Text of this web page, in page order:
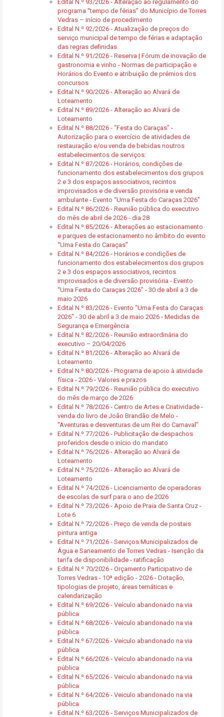
Edital N.º 93/2026 - Alteração ao regulamento do
programa “tempo de férias” do Município de Torres
Vedras – início de procedimento
Edital N.º 92/2026 - Atualização de preços do
serviço municipal de tempo de férias e adaptação
das regras definidas
Edital N.º 91/2026 - Reserva | Fórum de inovação de
gastronomia e vinho - Normas de participação e
Horários do Evento e atribuição de prémios dos
concursos
Edital N.º 90/2026 - Alteração ao Alvará de
Loteamento
Edital N.º 89/2026 - Alteração ao Alvará de
Loteamento
Edital N.º 88/2026 - “Festa do Caraças” -
Autorização para o exercício de atividades de
restauração e/ou venda de bebidas noutros
estabelecimentos de serviços:
Edital N.º 87/2026 - Horários, condições de
funcionamento dos estabelecimentos dos grupos
2 e 3 dos espaços associativos, recintos
improvisados e de diversão provisória e venda
ambulante - Evento “Uma Festa do Caraças 2026”
Edital N.º 86/2026 - Reunião pública do executivo
do mês de abril de 2026 - dia 28
Edital N.º 85/2026 - Alterações ao estacionamento
e parques de estacionamento no âmbito do evento
“Uma Festa do Caraças”
Edital N.º 84/2026 - Horários e condições de
funcionamento dos estabelecimentos dos grupos
2 e 3 dos espaços associativos, recintos
improvisados e de diversão provisória - Evento
“Uma Festa do Caraças 2026” - 30 de abril a 3 de
maio 2026
Edital N.º 83/2026 - Evento “Uma Festa do Caraças
2026” - 30 de abril a 3 de maio 2026 - Medidas de
Segurança e Emergência
Edital N.º 82/2026 - Reunião extraordinária do
executivo – 20/04/2026
Edital N.º 81/2026 - Alteração ao Alvará de
Loteamento
Edital N.º 80/2026 - Programa de apoio à atividade
física - 2026 - Valores e prazos
Edital N.º 79/2026 - Reunião pública do executivo
do mês de março de 2026
Edital N.º 78/2026 - Centro de Artes e Criatividade -
venda do livro de João Brandão de Melo -
"Aventuras e desventuras de um Rei do Carnaval"
Edital N.º 77/2026 - Publicitação de despachos
proferidos desde o início do mandato
Edital N.º 76/2026 - Alteração ao Alvará de
Loteamento
Edital N.º 75/2026 - Alteração ao Alvará de
Loteamento
Edital N.º 74/2026 - Licenciamento de operadores
de escolas de surf para o ano de 2026
Edital N.º 73/2026 - Apoio de Praia de Santa Cruz -
Lote 6
Edital N.º 72/2026 - Preço de venda de postais
pintura antiga
Edital N.º 71/2026 - Serviços Municipalizados de
Água e Saneamento de Torres Vedras - Isenção da
tarifa de disponibilidade - ratificação
Edital N.º 70/2026 - Orçamento Participativo de
Torres Vedras - 10ª edição - 2026 - Dotação,
tipologias de projeto, áreas temáticas e
calendarização
Edital N.º 69/2026 - Veículo abandonado na via
pública
Edital N.º 68/2026 - Veículo abandonado na via
pública
Edital N.º 67/2026 - Veículo abandonado na via
pública
Edital N.º 66/2026 - Veículo abandonado na via
pública
Edital N.º 65/2026 - Veiculo abandonado na via
pública
Edital N.º 64/2026 - Veiculo abandonado na via
pública
Edital N.º 63/2026 - Serviços Municipalizados de